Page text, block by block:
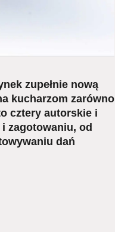
zupełnie nową
kucharzom zarówno
cztery autorskie i
zagotowaniu, od
dań